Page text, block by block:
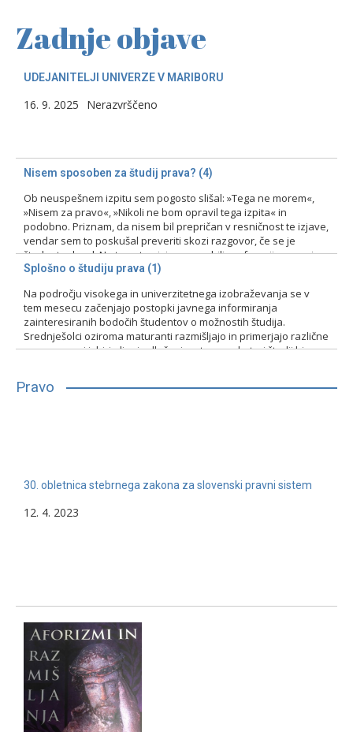
Zadnje objave
UDEJANITELJI UNIVERZE V MARIBORU
16. 9. 2025 Nerazvrščeno
Nisem sposoben za študij prava? (4)
Ob neuspešnem izpitu sem pogosto slišal: »Tega ne morem«,
»Nisem za pravo«, »Nikoli ne bom opravil tega izpita« in
podobno. Priznam, da nisem bil prepričan v resničnost te izjave,
vendar sem to poskušal preveriti skozi razgovor, če se je
študent odzval. Na tovrstne izjave smo bili profesorji pozorni
zlasti pri prvih izpitih, kajti ni bila…
15. 2. 2024 Nerazvrščeno
Splošno o študiju prava (1)
Na področju visokega in univerzitetnega izobraževanja se v
tem mesecu začenjajo postopki javnega informiranja
zainteresiranih bodočih študentov o možnostih študija.
Srednješolci oziroma maturanti razmišljajo in primerjajo različne
programe pri izbiri ali pri odločanju o tem, na kateri študij bi se
Pravo
30. obletnica stebrnega zakona za slovenski pravni sistem
12. 4. 2023